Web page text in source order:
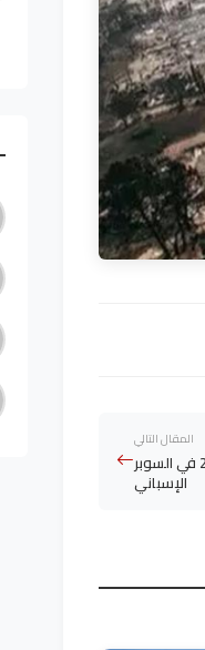
المقال التالي
برشلونة يتفوق على ريال مدريد بنتيجة 5-2 في السوبر
الإسباني